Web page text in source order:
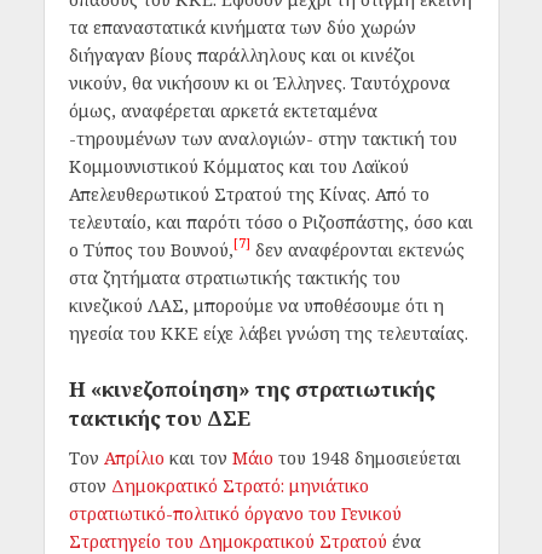
τα επαναστατικά κινήματα των δύο χωρών
διήγαγαν βίους παράλληλους και οι κινέζοι
νικούν, θα νικήσουν κι οι Έλληνες. Ταυτόχρονα
όμως, αναφέρεται αρκετά εκτεταμένα
-τηρουμένων των αναλογιών- στην τακτική του
Κομμουνιστικού Κόμματος και του Λαϊκού
Απελευθερωτικού Στρατού της Κίνας. Από το
τελευταίο, και παρότι τόσο ο Ριζοσπάστης, όσο και
ο Τύπος του Βουνού,[7] δεν αναφέρονται εκτενώς
στα ζητήματα στρατιωτικής τακτικής του
κινεζικού ΛΑΣ, μπορούμε να υποθέσουμε ότι η
ηγεσία του ΚΚΕ είχε λάβει γνώση της τελευταίας.
Η «κινεζοποίηση» της στρατιωτικής
τακτικής του ΔΣΕ
Τον Απρίλιο και τον Μάιο του 1948 δημοσιεύεται
στον Δημοκρατικό Στρατό: μηνιάτικο
στρατιωτικό-πολιτικό όργανο του Γενικού
Στρατηγείο του Δημοκρατικού Στρατού ένα